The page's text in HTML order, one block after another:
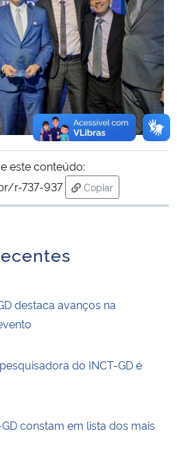
este conteúdo:
r-737-937
Copiar
para área de
destaca avanços na
do INCT-GD é
constam em lista dos mais